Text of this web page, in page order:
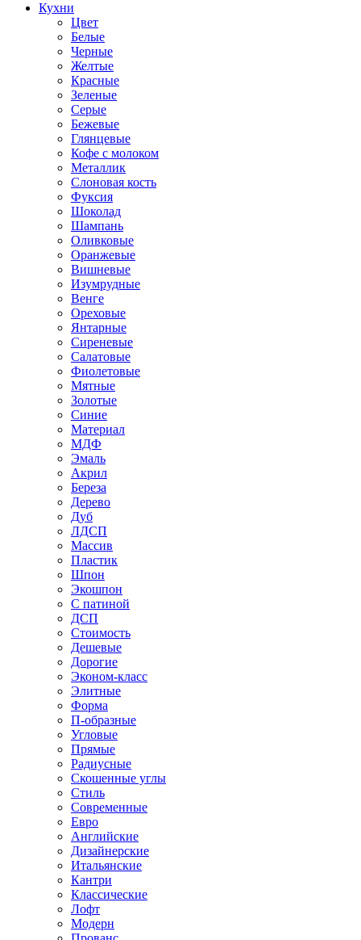
Кухни
Цвет
Белые
Черные
Желтые
Красные
Зеленые
Серые
Бежевые
Глянцевые
Кофе с молоком
Металлик
Слоновая кость
Фуксия
Шоколад
Шампань
Оливковые
Оранжевые
Вишневые
Изумрудные
Венге
Ореховые
Янтарные
Сиреневые
Салатовые
Фиолетовые
Мятные
Золотые
Синие
Материал
МДФ
Эмаль
Акрил
Береза
Дерево
Дуб
ЛДСП
Массив
Пластик
Шпон
Экошпон
С патиной
ДСП
Стоимость
Дешевые
Дорогие
Эконом-класс
Элитные
Форма
П-образные
Угловые
Прямые
Радиусные
Скошенные углы
Стиль
Современные
Евро
Английские
Дизайнерские
Итальянские
Кантри
Классические
Лофт
Модерн